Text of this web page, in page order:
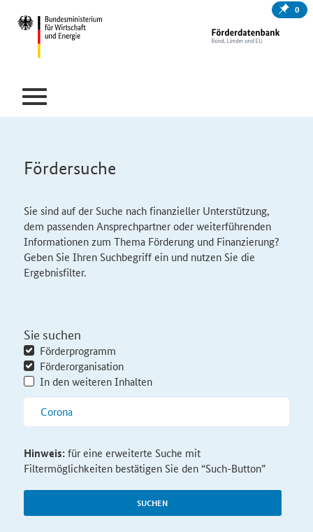
0
Fördersuche
Sie sind auf der Suche nach finanzieller Unterstützung,
dem passenden Ansprechpartner oder weiterführenden
Informationen zum Thema Förderung und Finanzierung?
Geben Sie Ihren Suchbegriff ein und nutzen Sie die
Ergebnisfilter.
Sie suchen
Förderprogramm
Förderorganisation
In den weiteren Inhalten
SUCHEN
Hinweis:für eine erweiterte Suche mit
Filtermöglichkeiten bestätigen Sie den “Such-Button”